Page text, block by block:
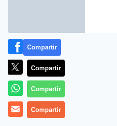
Elcónclavepara elegir al
entre el 15 y 20 de marzo
Compartir
Compartir
Compartir
Compartir